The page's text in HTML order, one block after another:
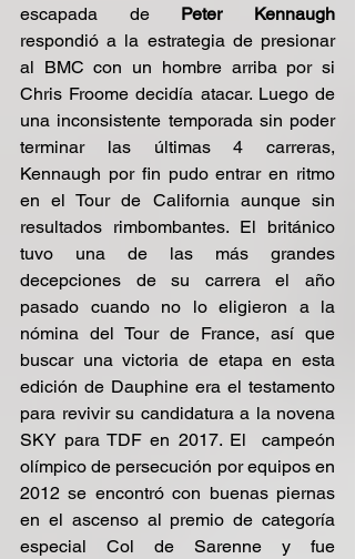
escapada de Peter Kennaugh
respondió a la estrategia de presionar
al BMC con un hombre arriba por si
Chris Froome decidía atacar. Luego de
una inconsistente temporada sin poder
terminar las últimas 4 carreras,
Kennaugh por fin pudo entrar en ritmo
en el Tour de California aunque sin
resultados rimbombantes. El británico
tuvo una de las más grandes
decepciones de su carrera el año
pasado cuando no lo eligieron a la
nómina del Tour de France, así que
buscar una victoria de etapa en esta
edición de Dauphine era el testamento
para revivir su candidatura a la novena
SKY para TDF en 2017. El  campeón
olímpico de persecución por equipos en
2012 se encontró con buenas piernas
en el ascenso al premio de categoría
especial Col de Sarenne y fue